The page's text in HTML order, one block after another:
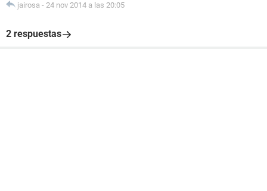
jairosa - 24 nov 2014 a las 20:05
2 respuestas